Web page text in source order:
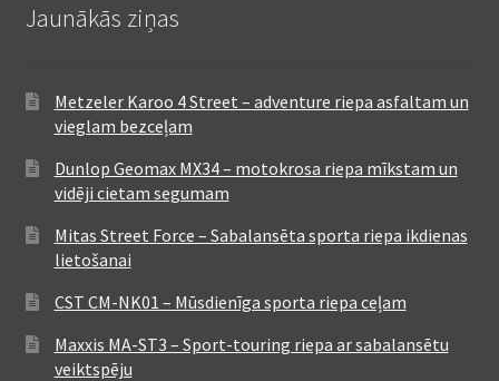
Jaunākās ziņas
Metzeler Karoo 4 Street – adventure riepa asfaltam un
vieglam bezceļam
Dunlop Geomax MX34 – motokrosa riepa mīkstam un
vidēji cietam segumam
Mitas Street Force – Sabalansēta sporta riepa ikdienas
lietošanai
CST CM-NK01 – Mūsdienīga sporta riepa ceļam
Maxxis MA-ST3 – Sport-touring riepa ar sabalansētu
veiktspēju